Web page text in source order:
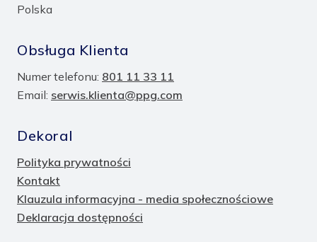
Polska
Obsługa Klienta
Numer telefonu: 801 11 33 11
Email: serwis.klienta@ppg.com
Dekoral
Polityka prywatności
Kontakt
Klauzula informacyjna - media społecznościowe
Deklaracja dostępności